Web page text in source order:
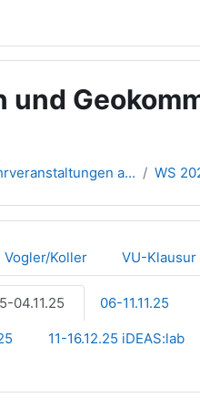
a... WS
Koller VU-Klausur
04.11.25 06-11.11.25
11-16.12.25 iDEAS:lab